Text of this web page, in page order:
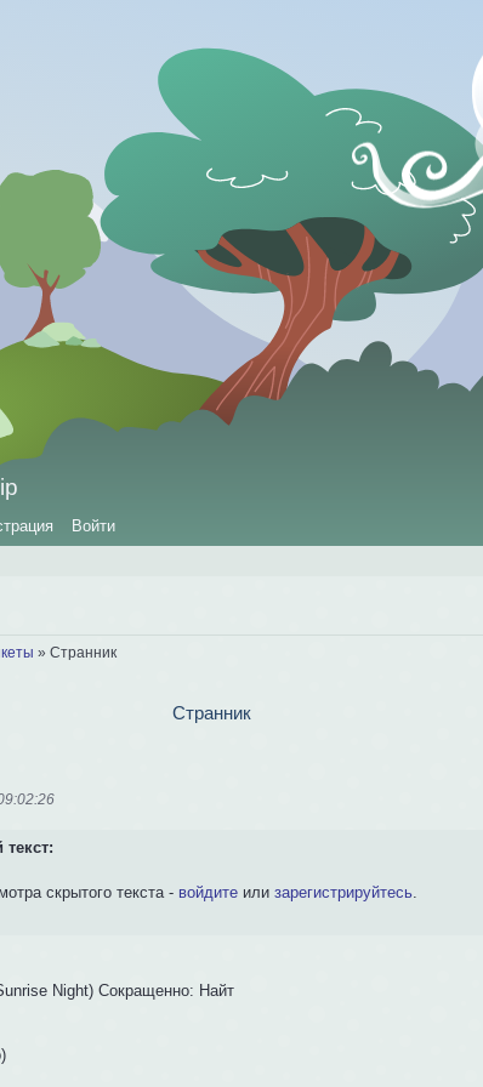
Войти
» Странник
Странник
скрытого текста - войдитеили зарегистрируйтесь.
Night) Сокращенно: Найт